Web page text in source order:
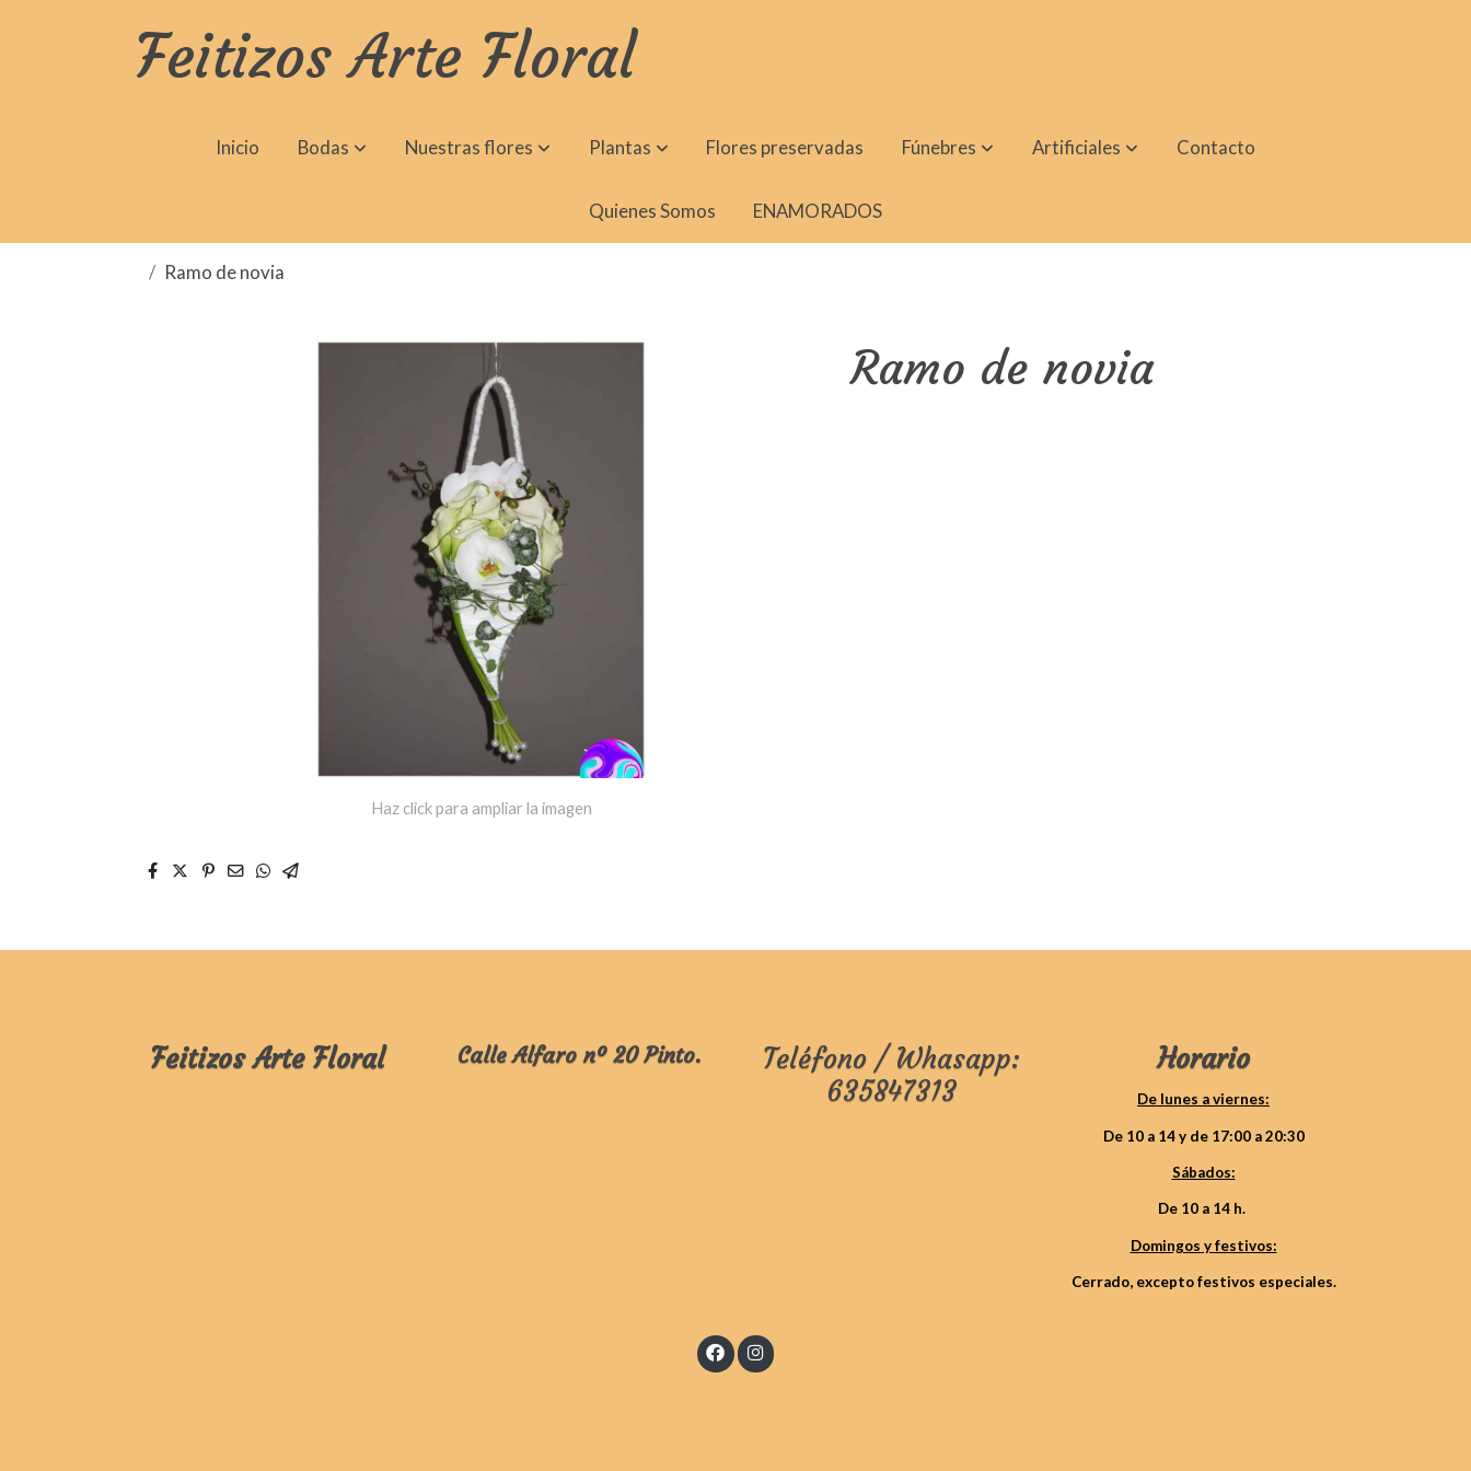
Feitizos Arte Floral
Inicio Bodas Nuestras flores Plantas Flores preservadas Fúnebres Artificiales Contacto
Quienes Somos ENAMORADOS
Ramo de novia
Haz click para ampliar la imagen
Ramo de novia
Feitizos Arte Floral Calle Alfaro nº 20 Pinto.
Teléfono / Whasapp:
635847313
Horario
De lunes a viernes:
De 10 a 14 y de 17:00 a 20:30
Sábados:
De 10 a 14 h.
Domingos y festivos:
Cerrado, excepto festivos especiales.